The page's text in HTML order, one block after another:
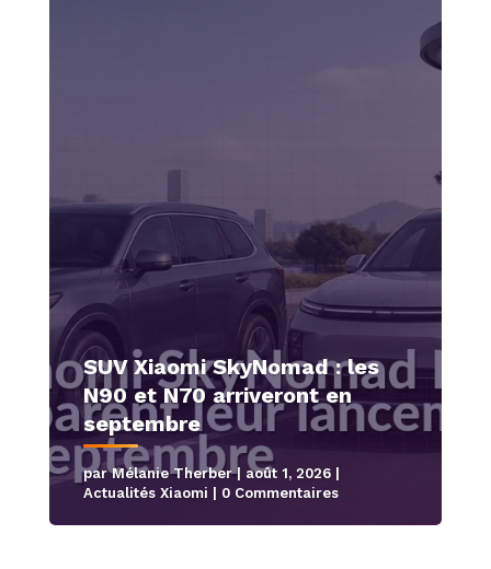
SUV Xiaomi SkyNomad : les
N90 et N70 arriveront en
septembre
parMélanie Therber| août 1, 2026
Actualités Xiaomi | 0 Commentaires